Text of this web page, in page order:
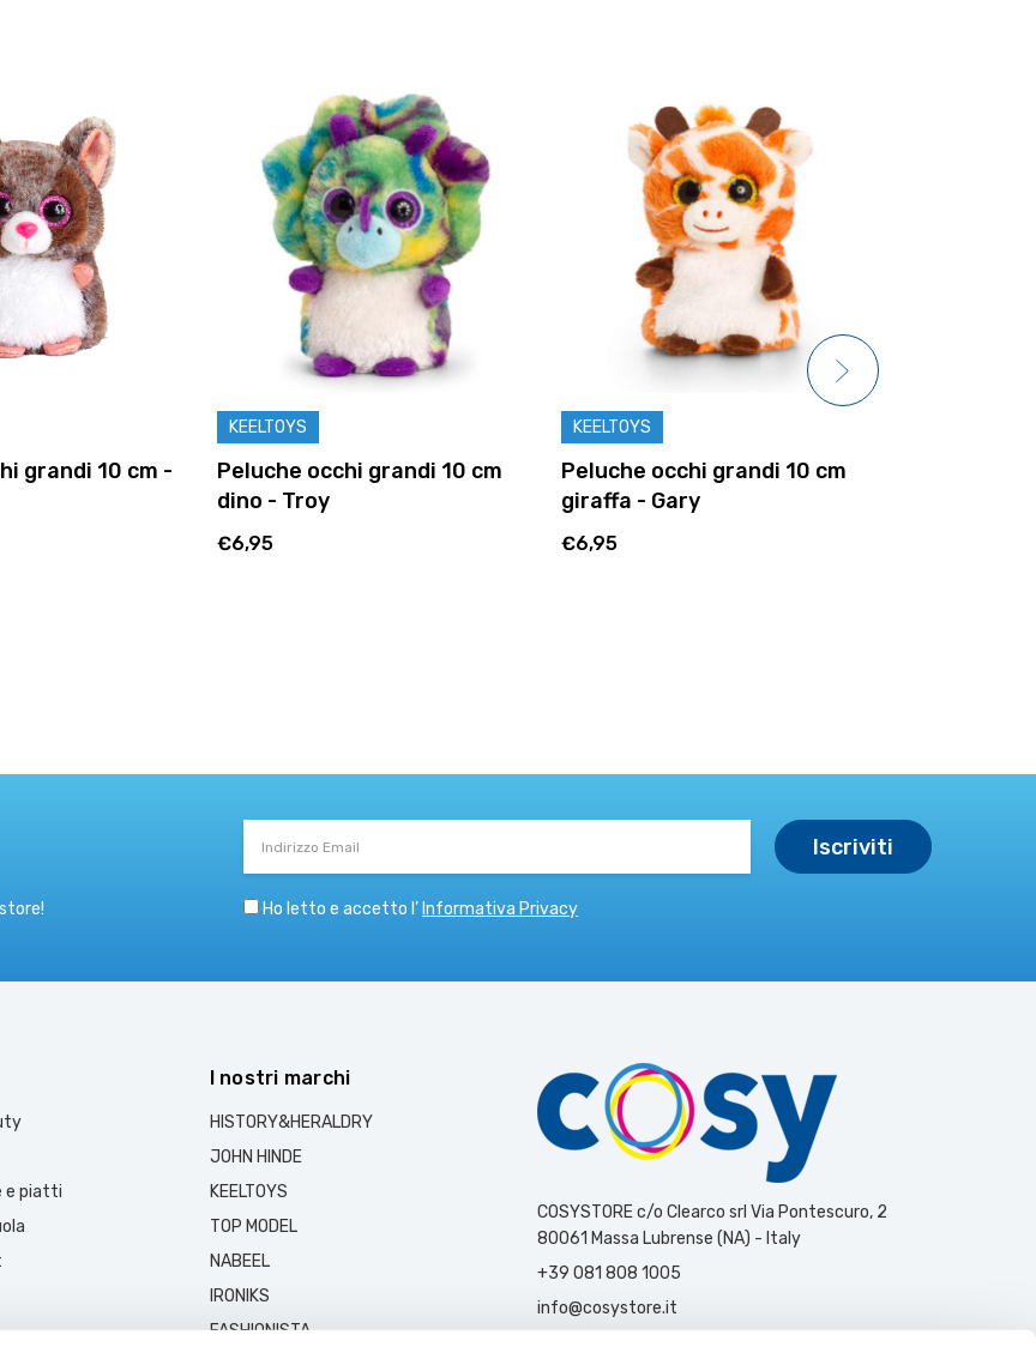
grandi 10 cm -
KEELTOYS
Peluche occhi grandi 10 cm
dino - Troy
€6,95
KEELTOYS
Peluche occhi grandi 10 cm
giraffa - Gary
€6,95
Email
Ho letto e accetto l’ Informativa Privacy
e piatti
I nostri marchi
HISTORY&HERALDRY
JOHN HINDE
KEELTOYS
TOP MODEL
NABEEL
IRONIKS
FASHIONISTA
COSYSTORE c/o Clearco srl Via Pontescuro, 2
80061 Massa Lubrense (NA) - Italy
+39 081 808 1005
info@cosystore.it